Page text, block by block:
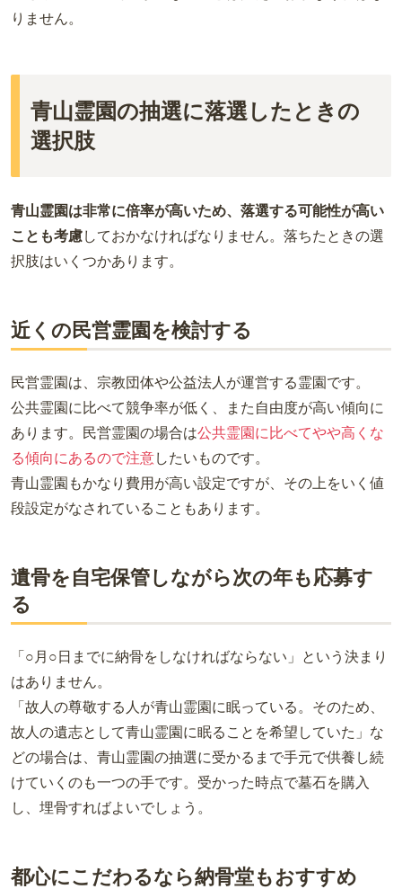
りません。
青山霊園の抽選に落選したときの
選択肢
青山霊園は非常に倍率が高いため、落選する可能性が高い
ことも考慮しておかなければなりません。落ちたときの選
択肢はいくつかあります。
近くの民営霊園を検討する
民営霊園は、宗教団体や公益法人が運営する霊園です。
公共霊園に比べて競争率が低く、また自由度が高い傾向に
あります。民営霊園の場合は公共霊園に比べてやや高くな
る傾向にあるので注意したいものです。
青山霊園もかなり費用が高い設定ですが、その上をいく値
段設定がなされていることもあります。
遺骨を自宅保管しながら次の年も応募す
る
「○月○日までに納骨をしなければならない」という決まり
はありません。
「故人の尊敬する人が青山霊園に眠っている。そのため、
故人の遺志として青山霊園に眠ることを希望していた」な
どの場合は、青山霊園の抽選に受かるまで手元で供養し続
けていくのも一つの手です。受かった時点で墓石を購入
し、埋骨すればよいでしょう。
都心にこだわるなら納骨堂もおすすめ